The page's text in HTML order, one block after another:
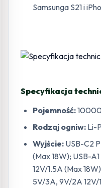
Samsunga S21 i
Specyfikacja
Pojemność:
Rodzaj ogniw: Li-
Wyjście: USB-C2
(Max 18W); USB-
12V/1.5A (Max
5V/3A, 9V/2A 12V/